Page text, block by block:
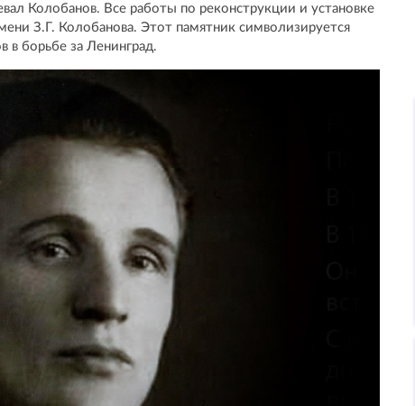
Колобанов. Все работы по реконструкции и установке
З.Г. Колобанова. Этот памятник символизируется
в борьбе за Ленинград.